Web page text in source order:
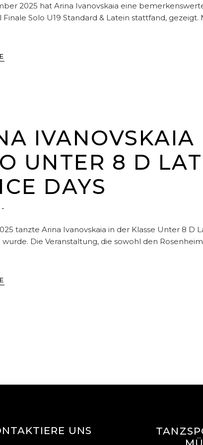
2025 hat Arina Ivanovskaia eine
Finale Solo U19 Standard & Latein stattfand,
IVANOVSKAIA
UNTER 8 D
DAYS
tanzte Arina Ivanovskaia in der Klasse Unter 8
Die Veranstaltung, die sowohl den
UNS